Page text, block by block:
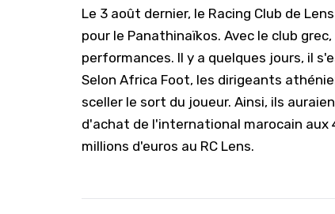
Le 3 août dernier, le Racing Club de
pour le Panathinaïkos. Avec le club
performances. Il y a quelques jours, il
Selon Africa Foot, les dirigeants
sceller le sort du joueur. Ainsi, ils
d'achat de l'international marocain aux
millions d'euros au RC Lens.